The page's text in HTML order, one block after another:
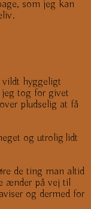
som jeg kan
hyggeligt
jeg tog for givet
pludselig at få
og utrolig lidt
de ting man altid
ænder på vej til
og dermed for